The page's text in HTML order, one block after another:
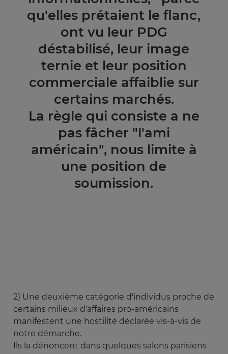
qu'elles prétaient le flanc,
ont vu leur PDG
déstabilisé, leur image
ternie et leur position
commerciale affaiblie sur
certains marchés.
La règle qui consiste a ne
pas fâcher "l'ami
américain", nous limite à
une position de
soumission.
2) Une deuxième catégorie d'individus proche de
certains milieux d'affaires pro-américains
manifestent une hostilité déclarée vis-à-vis de
notre démarche.
Ils la dénoncent dans quelques salons parisiens